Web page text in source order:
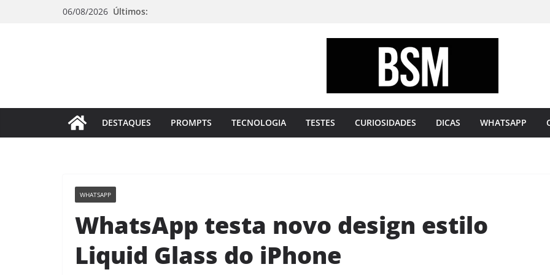
06/08/2026 Últimos:
sua
Mente
DESTAQUES PROMPTS TECNOLOGIA TESTES CURIOSIDADES DICAS WHATSAPP
WHATSAPP
WhatsApp testa novo design estilo
Liquid Glass do iPhone